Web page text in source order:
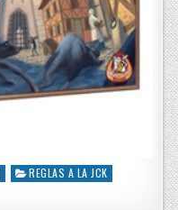
REGLAS A LA JCK